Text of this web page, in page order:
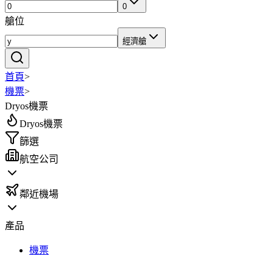
0
艙位
經濟艙
首頁>
機票>
Dryos機票
Dryos機票
篩選
航空公司
鄰近機場
產品
機票